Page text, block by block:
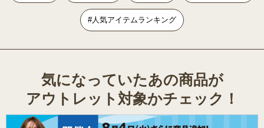
#人気アイテムランキング
気になっていたあの商品が
アウトレット対象かチェック！